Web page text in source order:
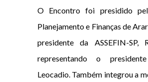
O Encontro foi presidido
Planejamento e Finanças de
presidente da ASSEFIN-SP,
representando o
Leocadio. Também integrou a